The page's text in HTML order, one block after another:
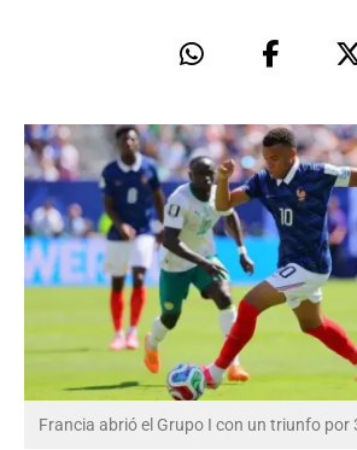
Francia abrió el Grupo I con un triunfo por